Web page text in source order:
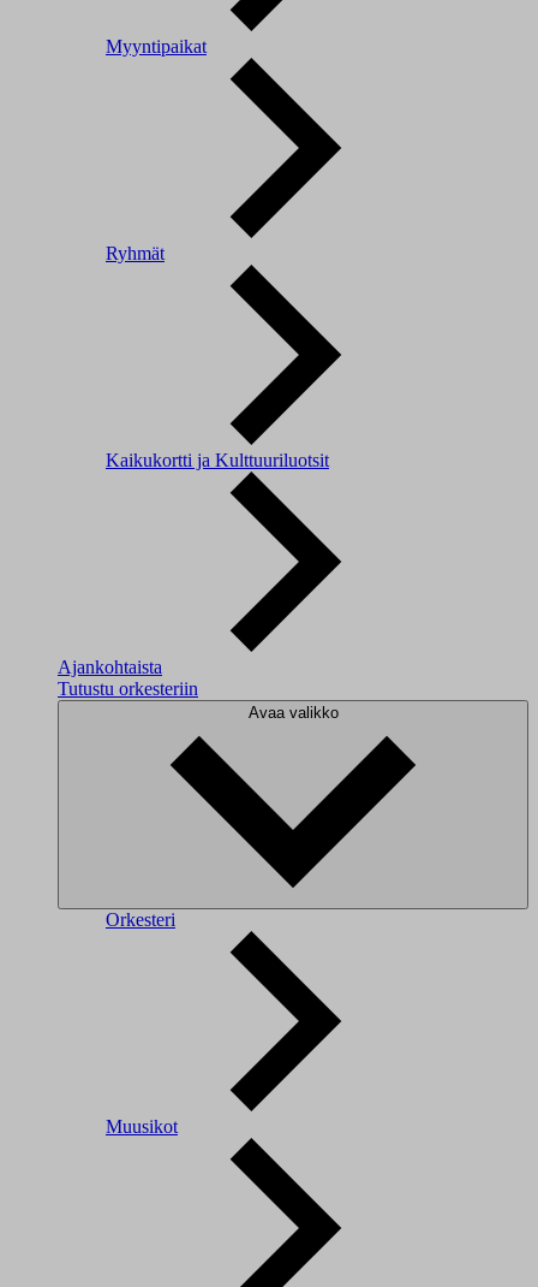
Myyntipaikat
Ryhmät
Kaikukortti ja Kulttuuriluotsit
Ajankohtaista
Tutustu orkesteriin
Avaa valikko
Orkesteri
Muusikot